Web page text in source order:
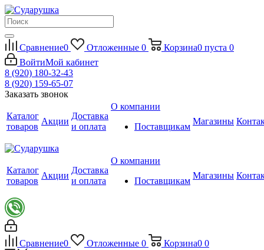
Сравнение0 Отложенные 0 Корзина0 пуста 0
ВойтиМой кабинет
8 (920) 180-32-43
8 (920) 159-65-07
Заказать звонок
Каталог
товаров
Акции
Доставка
и оплата
О компании
Поставщикам
Магазины
Каталог
товаров
Акции
Доставка
и оплата
О компании
Поставщикам
Магазины
Сравнение0 Отложенные 0 Корзина0 0